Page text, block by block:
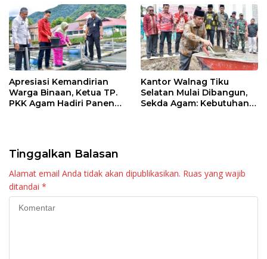
Apresiasi Kemandirian
Warga Binaan, Ketua TP.
PKK Agam Hadiri Panen
Kantor Walnag Tiku
Selatan Mulai Dibangun,
Sekda Agam: Kebutuhan
Tinggalkan Balasan
Alamat email Anda tidak akan dipublikasikan. Ruas yang wajib
ditandai *